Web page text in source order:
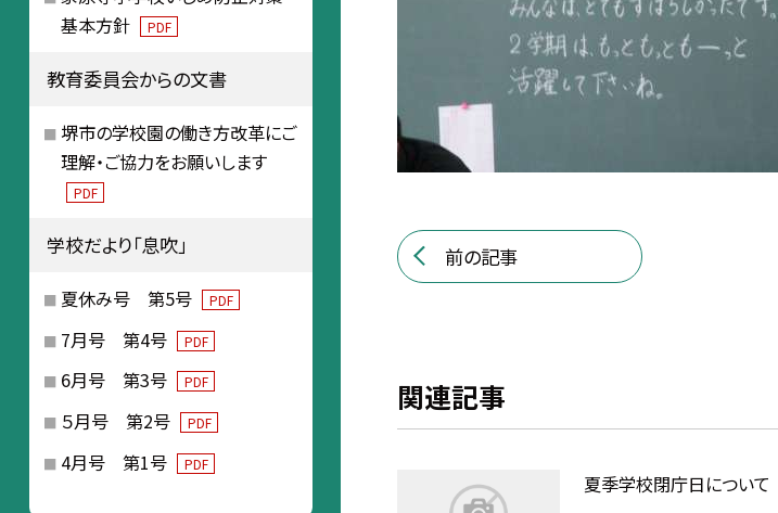
前の記事
関連記事
夏季学校閉庁日について
基本方針
PDF
教育委員会からの文書
堺市の学校園の働き方改革にご
理解・ご協力をお願いします
PDF
学校だより「息吹」
夏休み号 第5号 PDF
7月号 第4号 PDF
6月号 第3号 PDF
５月号 第2号 PDF
4月号 第1号 PDF